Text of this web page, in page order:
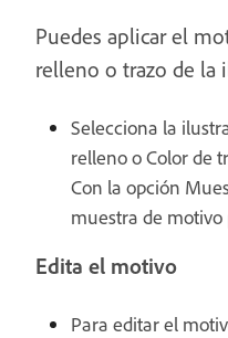
Puedes aplicar el
relleno o trazo de la
Selecciona la
relleno o Color de
Con la opción
muestra de motivo
Edita el motivo
Para editar el